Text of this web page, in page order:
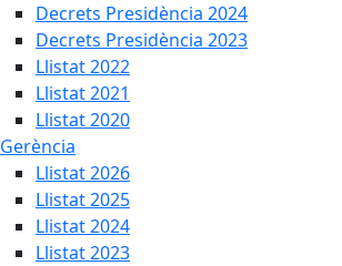
Decrets Presidència 2024
Decrets Presidència 2023
Llistat 2022
Llistat 2021
Llistat 2020
Gerència
Llistat 2026
Llistat 2025
Llistat 2024
Llistat 2023